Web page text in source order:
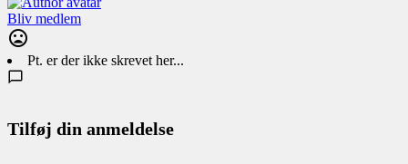
Bliv medlem
Pt. er der ikke skrevet her...
Tilføj din anmeldelse